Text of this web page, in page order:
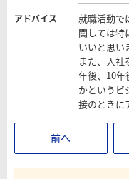
アドバイス
就職活動で
関しては特
いいと思い
また、入社
年後、10年
かというビ
接のときに
前へ